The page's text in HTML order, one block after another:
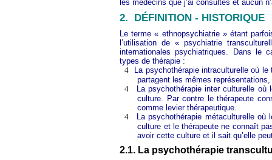
les médecins que j’ai consultés et aucun
2. DÉFINITION - HISTORIQUE
Le terme « ethnopsychiatrie » étant
l’utilisation de « psychiatrie
internationales psychiatriques. Dans le
types de thérapie :
4
La psychothérapie intraculturelle où
partagent les mêmes
4
La psychothérapie inter culturelle
culture. Par contre le thérapeute
comme levier thérapeutique.
4
La psychothérapie métaculturelle
culture et le thérapeute ne connaît
avoir cette culture et il sait qu’elle
2.1. La psychothérapie